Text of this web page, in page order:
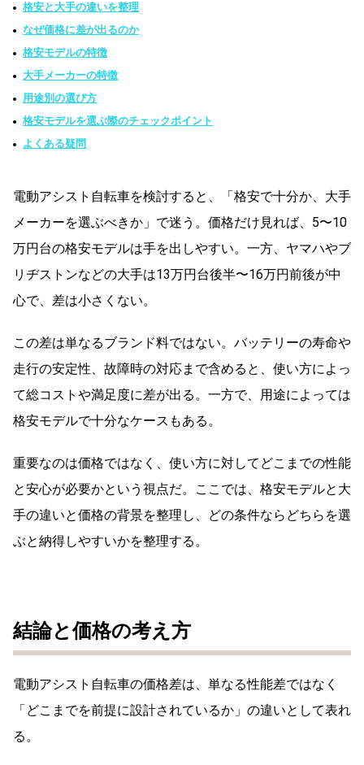
格安と大手の違いを整理
なぜ価格に差が出るのか
格安モデルの特徴
大手メーカーの特徴
用途別の選び方
格安モデルを選ぶ際のチェックポイント
よくある疑問
電動アシスト自転車を検討すると、「格安で十分か、大手
メーカーを選ぶべきか」で迷う。価格だけ見れば、5〜10
万円台の格安モデルは手を出しやすい。一方、ヤマハやブ
リヂストンなどの大手は13万円台後半〜16万円前後が中
心で、差は小さくない。
この差は単なるブランド料ではない。バッテリーの寿命や
走行の安定性、故障時の対応まで含めると、使い方によっ
て総コストや満足度に差が出る。一方で、用途によっては
格安モデルで十分なケースもある。
重要なのは価格ではなく、使い方に対してどこまでの性能
と安心が必要かという視点だ。ここでは、格安モデルと大
手の違いと価格の背景を整理し、どの条件ならどちらを選
ぶと納得しやすいかを整理する。
結論と価格の考え方
電動アシスト自転車の価格差は、単なる性能差ではなく
「どこまでを前提に設計されているか」の違いとして表れ
る。